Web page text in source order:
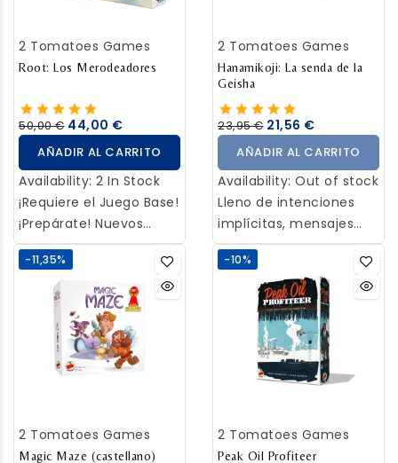
pocos jugadores, ¡genial
cooperativa! Se
requiere el Juego Base y
al menos UNA o AMBAS
de las siguientes
expansiones: Los
Ribereños o Los
Subterráneos
2 Tomatoes Games
Root: Los Merodeadores
50,00 € 44,00 €
AÑADIR AL CARRITO
Availability: 2 In Stock
¡Requiere el Juego Base!
¡Prepárate! Nuevos
invasores entran al
mundo de Root en la
expansión de los
Merodeadores, la cual
añade dos nuevas
facciones y cuatro
secuaces
2 Tomatoes Games
Hanamikoji: La senda de la
Geisha
23,95 € 21,56 €
AÑADIR AL CARRITO
Availability: Out of stock
Lleno de intenciones
implícitas, mensajes
velados y acciones
ocultas, los jugadores
representan
patrocinadores rivales
pero amigables que
apoyan a Yoko, Tomoyo
y otros a lo largo de su
completa (artista) y
quizás incluso al dueño
-11,35%
2 Tomatoes Games
Magic Maze (castellano)
-10%
2 Tomatoes Games
Peak Oil Profiteer